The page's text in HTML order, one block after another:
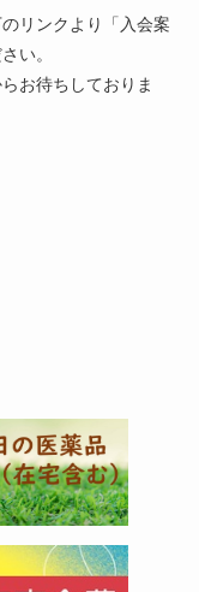
リンクより「入会案
い。
お待ちしておりま